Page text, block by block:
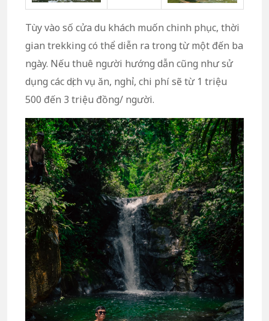
Tùy vào số cửa du khách muốn chinh phục, thời
gian trekking có thể diễn ra trong từ một đến ba
ngày. Nếu thuê người hướng dẫn cũng như sử
dụng các dịch vụ ăn, nghỉ, chi phí sẽ từ 1 triệu
500 đến 3 triệu đồng/ người.